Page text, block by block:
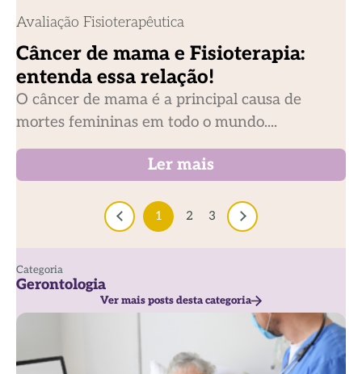
Avaliação Fisioterapêutica
Câncer de mama e Fisioterapia:
entenda essa relação!
O câncer de mama é a principal causa de
mortes femininas em todo o mundo....
Ler mais
1 2 3
Categoria
Gerontologia
Ver mais posts desta categoria